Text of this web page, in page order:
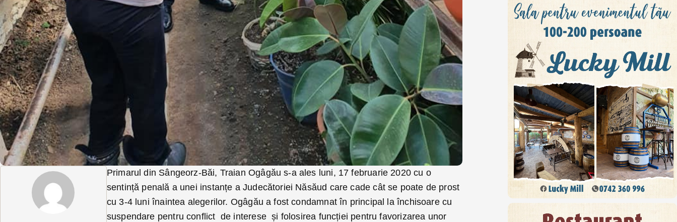
Primarul din Sângeorz-Băi, Traian Ogâgău s-a ales luni, 17 februarie 2020 cu o
sentință penală a unei instanțe a Judecătoriei Năsăud care cade cât se poate de prost
cu 3-4 luni înaintea alegerilor. Ogâgău a fost condamnat în principal la închisoare cu
suspendare pentru conflict de interese și folosirea funcției pentru favorizarea unor